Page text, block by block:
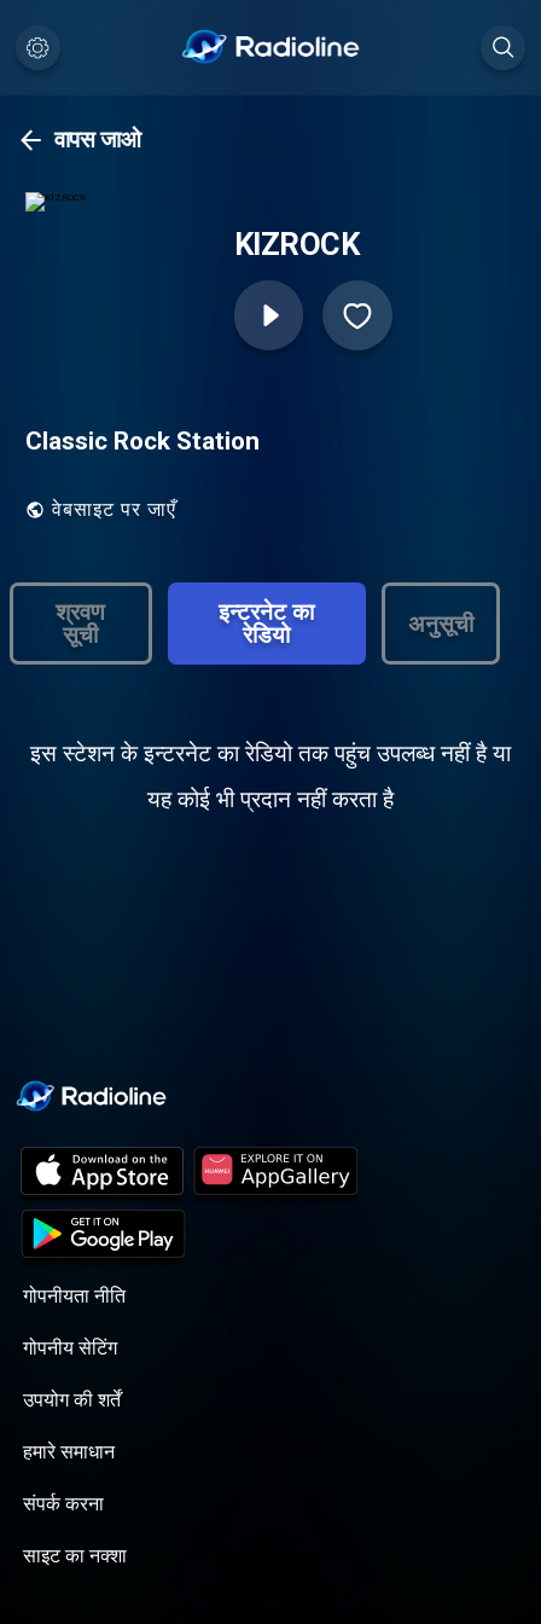
वापस जाओ
KIZROCK
Classic Rock Station
वेबसाइट पर जाएँ
श्रवण
सूची
इन्टरनेट का
रेडियो
अनुसूची
इस स्टेशन के इन्टरनेट का रेडियो तक पहुंच उपलब्ध नहीं है या
यह कोई भी प्रदान नहीं करता है
गोपनीयता नीति
गोपनीय सेटिंग
उपयोग की शर्तें
हमारे समाधान
संपर्क करना
साइट का नक्शा